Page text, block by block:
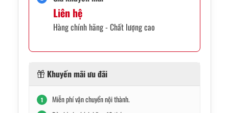
Liên hệ
Hàng chính hãng - Chất lượng cao
Khuyến mãi ưu đãi
1 Miễn phí vận chuyển nội thành.